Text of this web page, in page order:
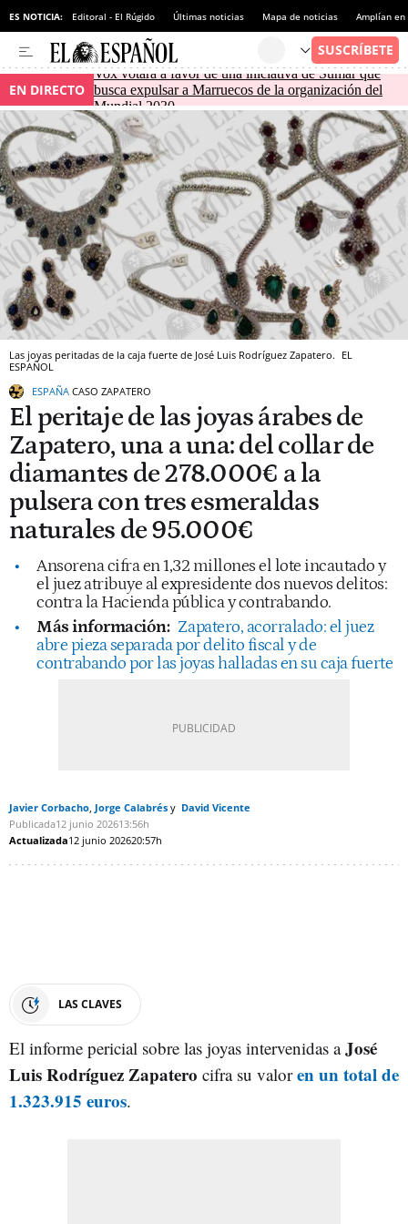
ES NOTICIA: Editoral - El Rúgido Últimas noticias Mapa de noticias Amplían
EN DIRECTO
Vox votará a favor de una iniciativa de Sumar que
busca expulsar a Marruecos de la organización del
Mundial 2030
Las joyas peritadas de la caja fuerte de José Luis Rodríguez Zapatero. EL
ESPAÑOL
ESPAÑA CASO ZAPATERO
El peritaje de las joyas árabes de
Zapatero, una a una: del collar de
diamantes de 278.000€ a la
pulsera con tres esmeraldas
naturales de 95.000€
Ansorena cifra en 1,32 millones el lote incautado y
el juez atribuye al expresidente dos nuevos delitos:
contra la Hacienda pública y contrabando.
Más información: Zapatero, acorralado: el juez
abre pieza separada por delito fiscal y de
contrabando por las joyas halladas en su caja fuerte
Javier Corbacho Jorge Calabrés
David Vicente
Publicada12 junio 202613:56h
Actualizada12 junio 202620:57h
LAS CLAVES
El informe pericial sobre las joyas intervenidas aJosé
Luis Rodríguez Zapatero cifra su valoren un total de
1.323.915 euros.